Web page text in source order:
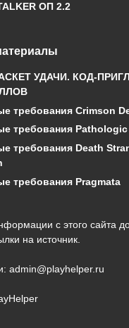
ОП 2.2
УДАЧИ. КОД-
требования Crimson
требования Pathologic
требования Death
требования Pragmata
с этого сайта
на источник.
admin@playhelper.ru